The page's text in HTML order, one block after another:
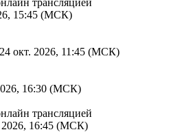
15:45 (МСК)
окт. 2026, 11:45 (МСК)
16:30 (МСК)
трансляцией
2026, 16:45 (МСК)